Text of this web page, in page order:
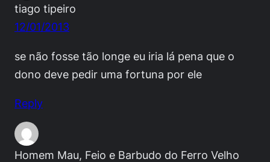
tiago tipeiro
12/01/2013
se não fosse tão longe eu iria lá pena que o
dono deve pedir uma fortuna por ele
Reply
Homem Mau, Feio e Barbudo do Ferro Velho